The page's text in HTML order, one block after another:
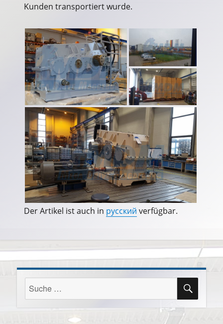
Kunden transportiert wurde.
Der Artikel ist auch in русский verfügbar.
Suche
nach: